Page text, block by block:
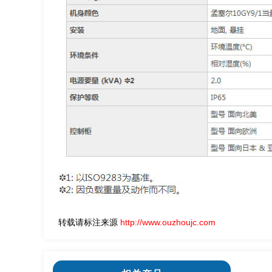
转载请标注来源 http://www.ouzhoujc.com